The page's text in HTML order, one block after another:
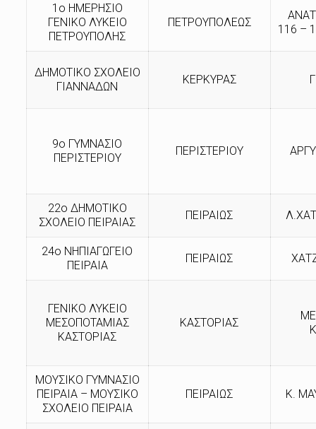
1ο ΗΜΕΡΗΣΙΟ
ΓΕΝΙΚΟ ΛΥΚΕΙΟ
ΠΕΤΡΟΥΠΟΛΗΣ
ΠΕΤΡΟΥΠΟΛΕΩΣ
116 –
ΔΗΜΟΤΙΚΟ ΣΧΟΛΕΙΟ
ΓΙΑΝΝΑΔΩΝ
ΚΕΡΚΥΡΑΣ
9ο ΓΥΜΝΑΣΙΟ
ΠΕΡΙΣΤΕΡΙΟΥ
ΠΕΡΙΣΤΕΡΙΟΥ
22ο ΔΗΜΟΤΙΚΟ
ΣΧΟΛΕΙΟ ΠΕΙΡΑΙΑΣ
ΠΕΙΡΑΙΩΣ
24ο ΝΗΠΙΑΓΩΓΕΙΟ
ΠΕΙΡΑΙΑ
ΠΕΙΡΑΙΩΣ
ΓΕΝΙΚΟ ΛΥΚΕΙΟ
ΜΕΣΟΠΟΤΑΜΙΑΣ
ΚΑΣΤΟΡΙΑΣ
ΚΑΣΤΟΡΙΑΣ
ΜΟΥΣΙΚΟ ΓΥΜΝΑΣΙΟ
ΠΕΙΡΑΙΑ – ΜΟΥΣΙΚΟ
ΣΧΟΛΕΙΟ ΠΕΙΡΑΙΑ
ΠΕΙΡΑΙΩΣ Κ.